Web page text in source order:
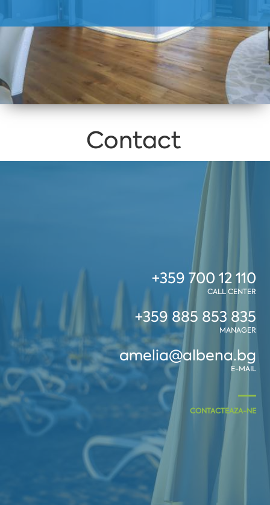
Contact
+359 700 12 110
CALL CENTER
+359 885 853 835
MANAGER
amelia@albena.bg
E-MAIL
CONTACTEAZA-NE